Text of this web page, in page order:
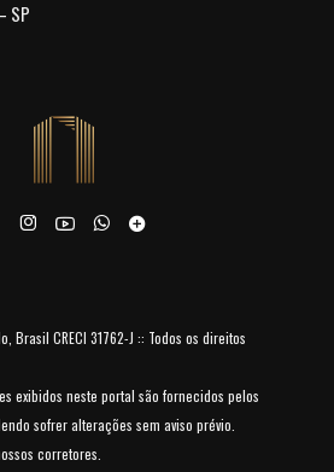
SP
Brasil CRECI 31762-J :: Todos os direitos
exibidos neste portal são fornecidos pelos
sofrer alterações sem aviso prévio.
corretores.